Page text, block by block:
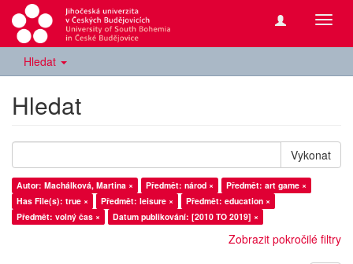
Hledat
Hledat
Vykonat
Autor: Machálková, Martina × Předmět: národ ×
Předmět: art game ×
Has File(s): true ×
Předmět: leisure ×
Předmět: education ×
Předmět: volný čas ×
Datum publikování: [2010 TO 2019] ×
Zobrazit pokročilé filtry